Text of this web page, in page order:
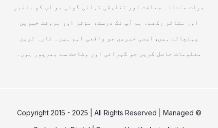
جرات مندانہ صحافت اور تخلیقی کہانی گوئی جو آپ کو باخبر
اور متاثر رکھے۔ ہم آپ تک درست، مؤثر اور بروقت خبریں
پہنچاتے ہیں, ایسی خبریں جو واقعی اہم ہیں۔ تازہ ترین
معلومات حاصل کریں جو گہرائی اور وضاحت سے بھرپور ہوں۔
© Copyright 2015 - 2025 | All Rights Reserved | Managed